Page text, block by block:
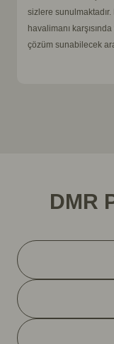
sizlere
havalimanı
çözüm sunabilecek
DMR